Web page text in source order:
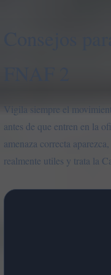
Vigila siempre el
antes de que entren en la
amenaza correcta
realmente utiles y trata la